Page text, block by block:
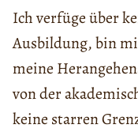
Ich verfüge über
Ausbildung, bin
meine
von der
keine starren